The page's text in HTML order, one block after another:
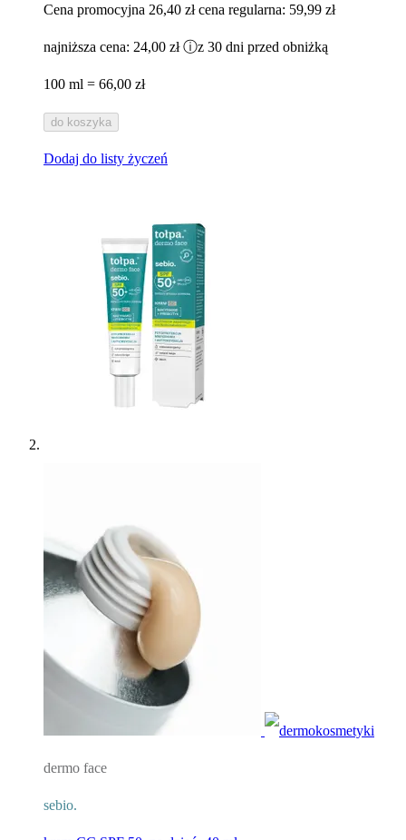
Cena promocyjna 26,40 zł cena regularna: 59,99 zł
najniższa cena: 24,00 zł ⓘz 30 dni przed obniżką
100 ml = 66,00 zł
do koszyka
Dodaj do listy życzeń
dermo face
sebio.